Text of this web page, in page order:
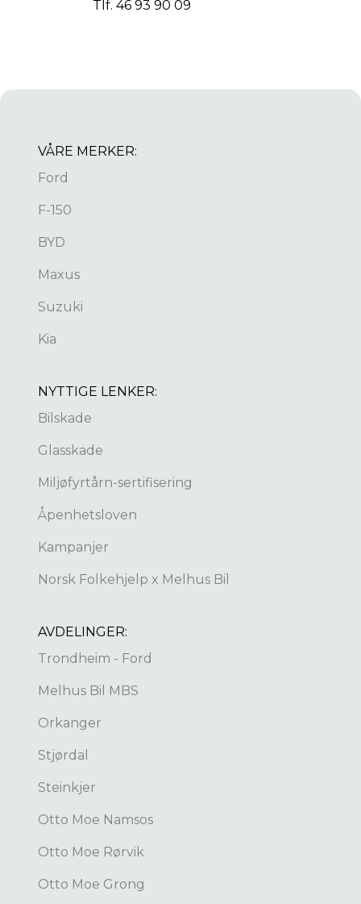
Tlf. 46 93 90 09
VÅRE MERKER:
Ford
F-150
BYD
Maxus
Suzuki
Kia
NYTTIGE LENKER:
Bilskade
Glasskade
Miljøfyrtårn-sertifisering
Åpenhetsloven
Kampanjer
Norsk Folkehjelp x Melhus Bil
AVDELINGER:
Trondheim - Ford
Melhus Bil MBS
Orkanger
Stjørdal
Steinkjer
Otto Moe Namsos
Otto Moe Rørvik
Otto Moe Grong